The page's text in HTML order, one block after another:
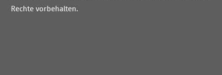
Rechte vorbehalten.